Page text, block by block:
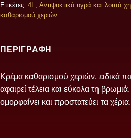
Ετικέτες: 4L Αντιψυκτικά υγρά και λοιπά
καθαρισμού χεριών
ΠΕΡΙΓΡΑΦΉ
Κρέμα καθαρισμού χεριών, ειδικά
αφαιρεί τέλεια και εύκολα τη
ομορφαίνει και προστατεύει τα χέρια.